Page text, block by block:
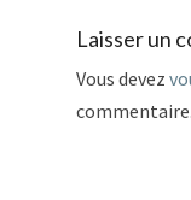
Laisser un
Vous devez
commentaire.